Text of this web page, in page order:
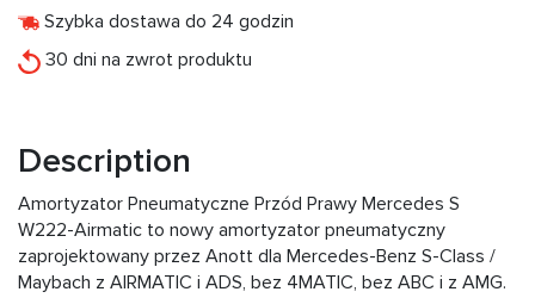
Szybka dostawa do 24 godzin
30 dni na zwrot produktu
Description
Amortyzator Pneumatyczne Przód Prawy Mercedes S
W222-Airmatic to nowy amortyzator pneumatyczny
zaprojektowany przez Anott dla Mercedes-Benz S-Class /
Maybach z AIRMATIC i ADS, bez 4MATIC, bez ABC i z AMG.